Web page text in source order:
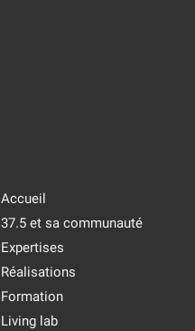
Accueil
37.5 et sa communauté
Expertises
Réalisations
Formation
Living lab